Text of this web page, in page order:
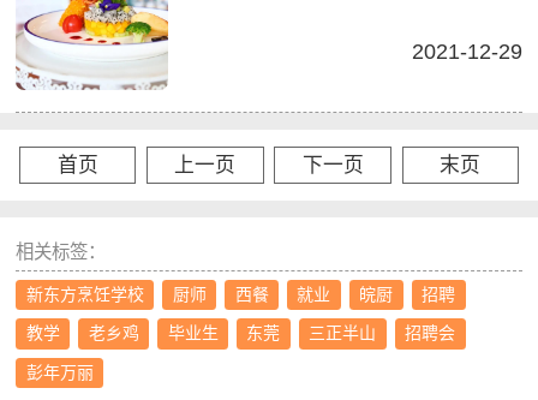
2021-12-29
首页 上一页 下一页 末页
相关标签：
新东方烹饪学校 厨师 西餐 就业 皖厨 招聘
教学 老乡鸡 毕业生 东莞 三正半山 招聘会
彭年万丽